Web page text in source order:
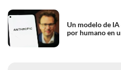
Un modelo de
por humano en